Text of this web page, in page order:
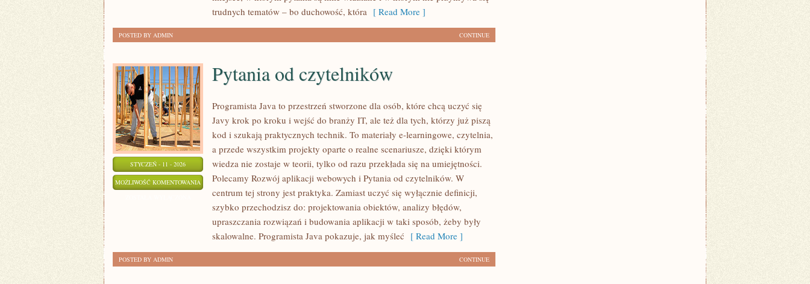
SPACEROWE
trudnych tematów – bo duchowość, która [ Read More ]
CONTINUE
POSTED BY ADMIN
STYCZEŃ - 11 - 2026
MOŻLIWOŚĆ KOMENTOWANIA PYTANIA
CZYTELNIKÓW
Pytania od czytelników
Programista Java to przestrzeń stworzone dla osób, które chcą uczyć się
Javy krok po kroku i wejść do branży IT, ale też dla tych, którzy już piszą
kod i szukają praktycznych technik. To materiały e-learningowe, czytelnia,
a przede wszystkim projekty oparte o realne scenariusze, dzięki którym
wiedza nie zostaje w teorii, tylko od razu przekłada się na umiejętności.
Polecamy Rozwój aplikacji webowych i Pytania od czytelników. W
centrum tej strony jest praktyka. Zamiast uczyć się wyłącznie definicji,
szybko przechodzisz do: projektowania obiektów, analizy błędów,
upraszczania rozwiązań i budowania aplikacji w taki sposób, żeby były
skalowalne. Programista Java pokazuje, jak myśleć [ Read More ]
CONTINUE
POSTED BY ADMIN